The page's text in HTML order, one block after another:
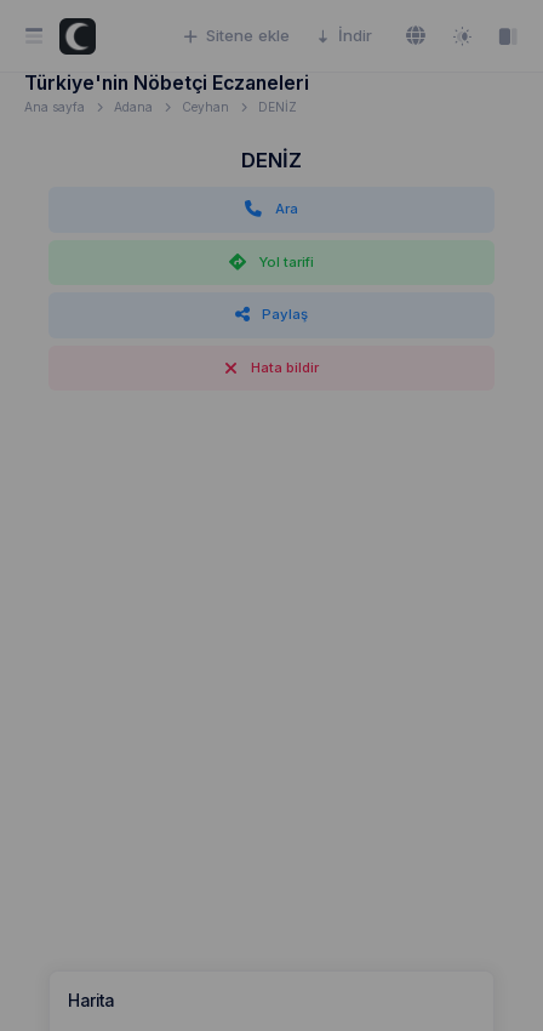
Sitene ekle İndir
Türkiye'nin Nöbetçi Eczaneleri
Ana sayfa Adana Ceyhan DENİZ
DENİZ
Ara
Yol tarifi
Paylaş
Hata bildir
Harita